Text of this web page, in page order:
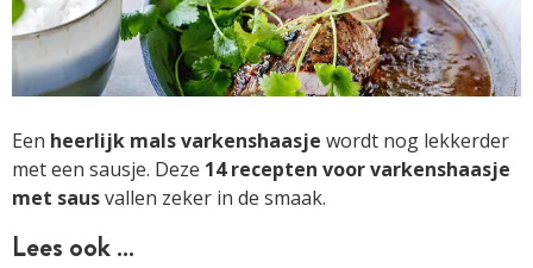
Een heerlijk mals varkenshaasje wordt nog lekkerder
met een sausje. Deze 14 recepten voor varkenshaasje
met sausvallen zeker in de smaak.
Lees ook …